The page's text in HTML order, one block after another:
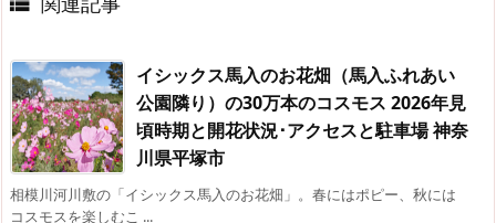
イシックス馬入のお花畑（馬入ふれあい
公園隣り）の30万本のコスモス 2026年見
頃時期と開花状況･アクセスと駐車場 神奈
川県平塚市
相模川河川敷の「イシックス馬入のお花畑」。春にはポピー、秋には
コスモスを楽しむこ ...